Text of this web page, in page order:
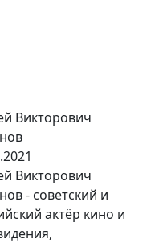
Викторович
Викторович
- советский и
актёр кино и